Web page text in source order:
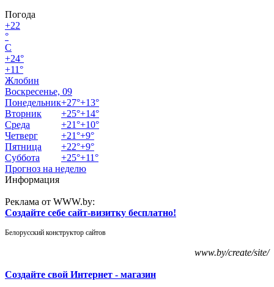
Погода
+22
°
C
+24°
+11°
Жлобин
Воскресенье, 09
Понедельник+27°+13°
Вторник
+25°+14°
Среда
+21°+10°
Четверг
+21°+9°
Пятница
+22°+9°
Суббота
+25°+11°
Прогноз на неделю
Информация
Реклама от WWW.by:
Создайте себе сайт-визитку бесплатно!
Белорусский конструктор сайтов
www.by/create/site/
Создайте свой Интернет - магазин